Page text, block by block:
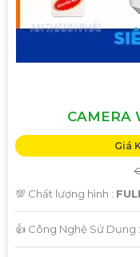
CAMERA
Giá
💯 Chất lượng hình :
👍 Công Nghệ Sử Dụng :